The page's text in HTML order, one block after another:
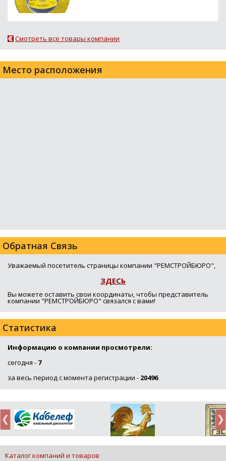
Смотреть все товары компании
Место расположения
Обратная Связь
Уважаемый посетитель страницы компании "РЕМСТРОЙБЮРО",
ЗДЕСЬ
Вы можете оставить свои координаты, чтобы представитель
компании "РЕМСТРОЙБЮРО" связался с вами!
Статистика
Информацию о компании просмотрели:
сегодня - 7
за весь период с момента регистрации - 20496
Каталог компаний и товаров